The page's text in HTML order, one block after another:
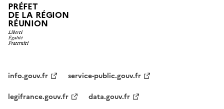
PRÉFET
DE LA RÉGION
RÉUNION
info.gouv.fr
service-public.gouv.fr
legifrance.gouv.fr
data.gouv.fr